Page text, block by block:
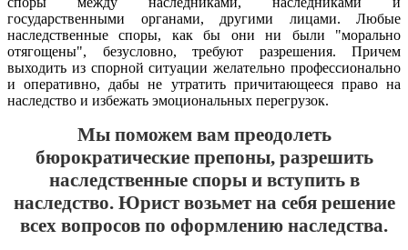
государственными органами, другими лицами. Любые
наследственные споры, как бы они ни были "морально
отягощены", безусловно, требуют разрешения. Причем
выходить из спорной ситуации желательно профессионально
и оперативно, дабы не утратить причитающееся право на
наследство и избежать эмоциональных перегрузок.
Мы поможем вам преодолеть
бюрократические препоны, разрешить
наследственные споры и вступить в
наследство. Юрист возьмет на себя решение
всех вопросов по оформлению наследства.